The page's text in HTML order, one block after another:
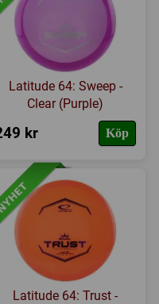
Latitude 64: Sweep -
Clear (Purple)
kr Köp
Latitude 64: Trust -